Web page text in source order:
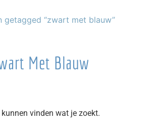
getagged “zwart met blauw”
Met Blauw
vinden wat je zoekt.